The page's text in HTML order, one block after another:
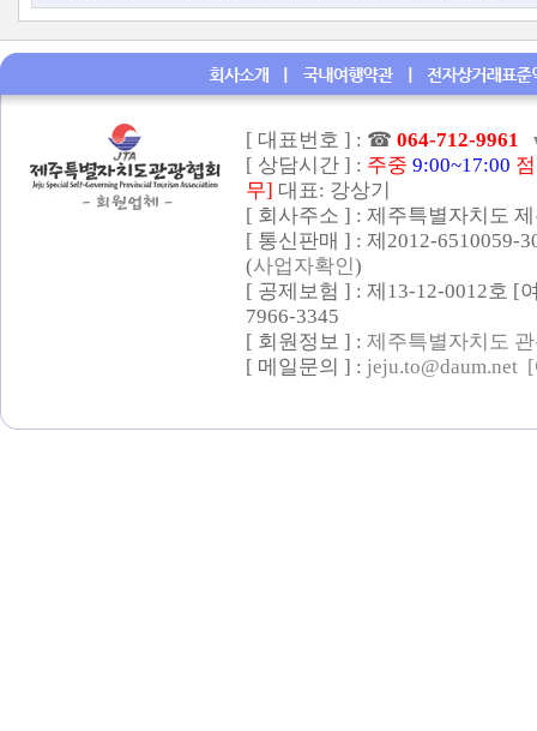
[ 대표번호 ] : ☎ 064-712-9961
[ 상담시간 ] : 주중 9:00~17:00
무] 대표: 강상기
[ 회사주소 ] : 제주특별자치도
[ 통신판매 ] : 제2012-
(사업자확인)
[ 공제보험 ] : 제13-12-0012호 [
7966-3345
[ 회원정보 ] : 제주특별자치도
[ 메일문의 ] : jeju.to@daum.net